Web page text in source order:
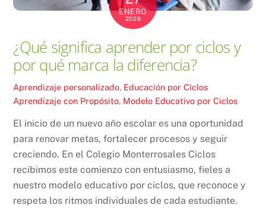
ENERO
2026
¿Qué significa aprender por ciclos y
por qué marca la diferencia?
Aprendizaje personalizado, Educación por Ciclos
Aprendizaje con Propósito, Modelo Educativo por Ciclos
El inicio de un nuevo año escolar es una oportunidad
para renovar metas, fortalecer procesos y seguir
creciendo. En el Colegio Monterrosales Ciclos
recibimos este comienzo con entusiasmo, fieles a
nuestro modelo educativo por ciclos, que reconoce y
respeta los ritmos individuales de cada estudiante.